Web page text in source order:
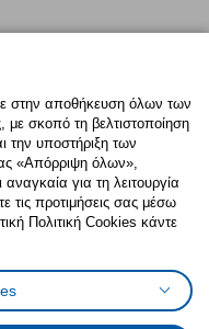
προσβασιμότητας
Χρήσης
Δεδομένων
στην αποθήκευση όλων των
με σκοπό τη βελτιστοποίηση
την υποστήριξη των
«Απόρριψη όλων»,
για τη λειτουργία
τις προτιμήσεις σας μέσω
Πολιτική Cookies κάντε